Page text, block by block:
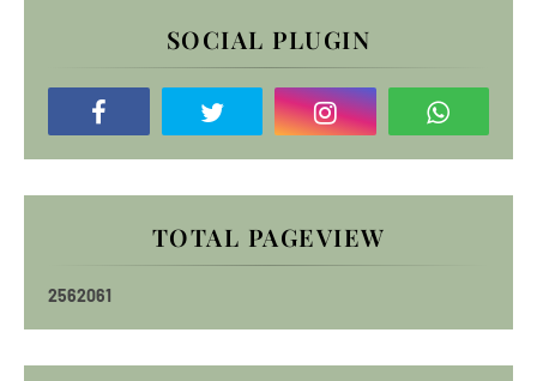
SOCIAL PLUGIN
TOTAL PAGEVIEW
2562061